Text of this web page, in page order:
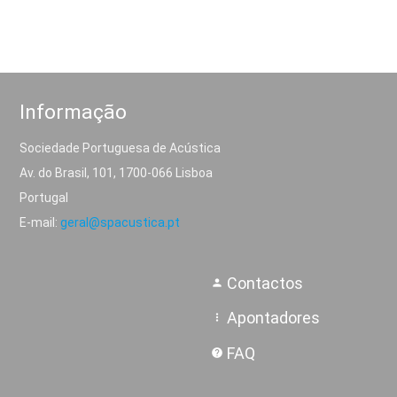
Informação
Sociedade Portuguesa de Acústica
Av. do Brasil, 101, 1700-066 Lisboa
Portugal
E-mail:geral@spacustica.pt
person Contactos
more_vert Apontadores
help FAQ